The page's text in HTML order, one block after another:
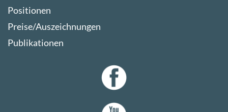
Positionen
Preise/Auszeichnungen
Publikationen